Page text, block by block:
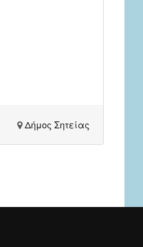
Δήμος Σητείας